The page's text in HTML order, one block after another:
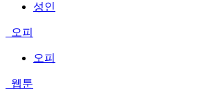
성인
오피
오피
웹툰